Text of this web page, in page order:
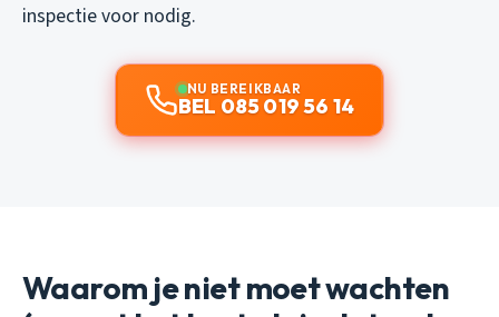
inspectie voor nodig.
NU BEREIKBAAR
BEL 085 019 56 14
Waarom je niet moet wachten